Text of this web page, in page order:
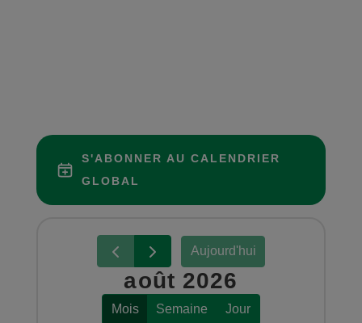
S'ABONNER AU CALENDRIER
GLOBAL
Aujourd'hui
août 2026
Mois Semaine Jour